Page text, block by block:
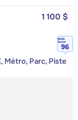
1 100 $
Walk
Score
96
Métro, Parc, Piste